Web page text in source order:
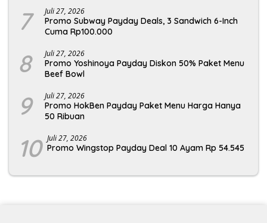
7 Juli 27, 2026
Promo Subway Payday Deals, 3 Sandwich 6-Inch
Cuma Rp100.000
8 Juli 27, 2026
Promo Yoshinoya Payday Diskon 50% Paket Menu
Beef Bowl
9 Juli 27, 2026
Promo HokBen Payday Paket Menu Harga Hanya
50 Ribuan
10 Juli 27, 2026
Promo Wingstop Payday Deal 10 Ayam Rp 54.545